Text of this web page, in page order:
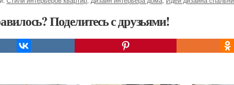
Поделитесь с друзьями!